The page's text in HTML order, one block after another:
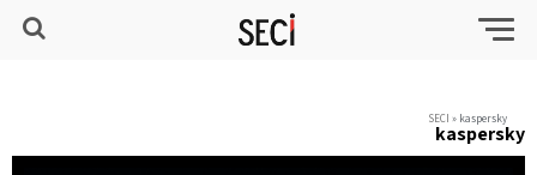
SECI » kaspersky
kaspersky